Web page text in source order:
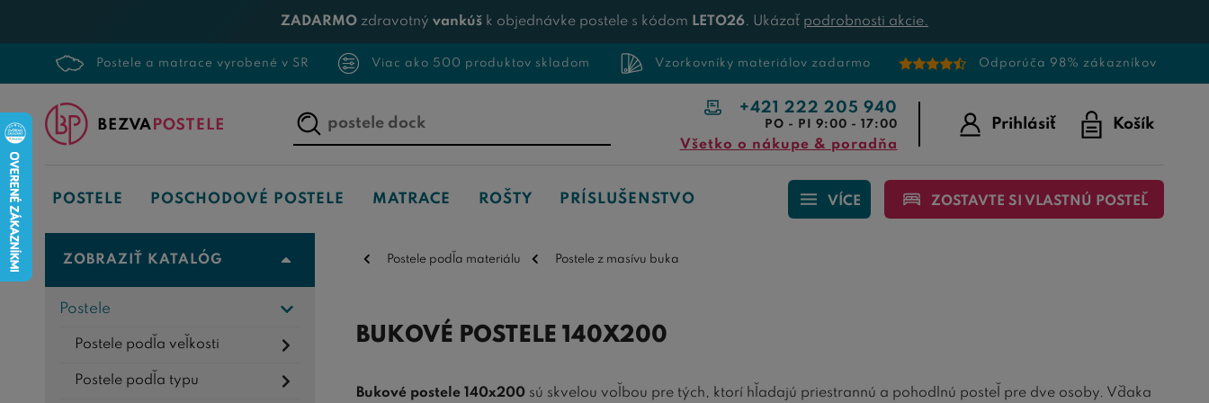
ZADARMO zdravotný vankúš k objednávke postele s kódom LETO26. Ukázať podrobnosti akcie.
Postele a matrace vyrobené v SR Viac ako 500 produktov skladom Vzorkovníky materiálov zadarmo Odporúča 98% zákazníkov
Napíšte,
čo
hľadáte...
+421 222 205 940
PO - PI 9:00 - 17:00
Všetko o nákupe & poradňa
Prihlásiť Košík
POSTELE POSCHODOVÉ POSTELE MATRACE ROŠTY PRÍSLUŠENSTVO VÍCE ZOSTAVTE SI VLASTNÚ POSTEĽ
Postele podľa materiálu Postele z masívu buka
BUKOVÉ POSTELE 140X200
Bukové postele 140x200 sú skvelou voľbou pre tých, ktorí hľadajú priestrannú a pohodlnú posteľ pre dve osoby. Vďaka
ZOBRAZIŤ KATALÓG
Postele
Postele podľa veľkosti
Postele podľa typu